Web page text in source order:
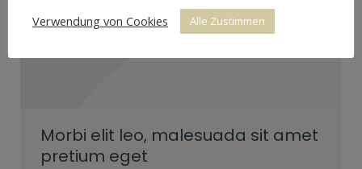
Morbi elit leo, malesuada sit amet
pretium eget
Verwendung von Cookies
Alle Zustimmen